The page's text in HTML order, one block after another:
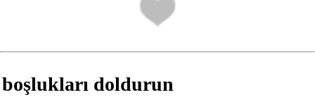
boşlukları doldurun